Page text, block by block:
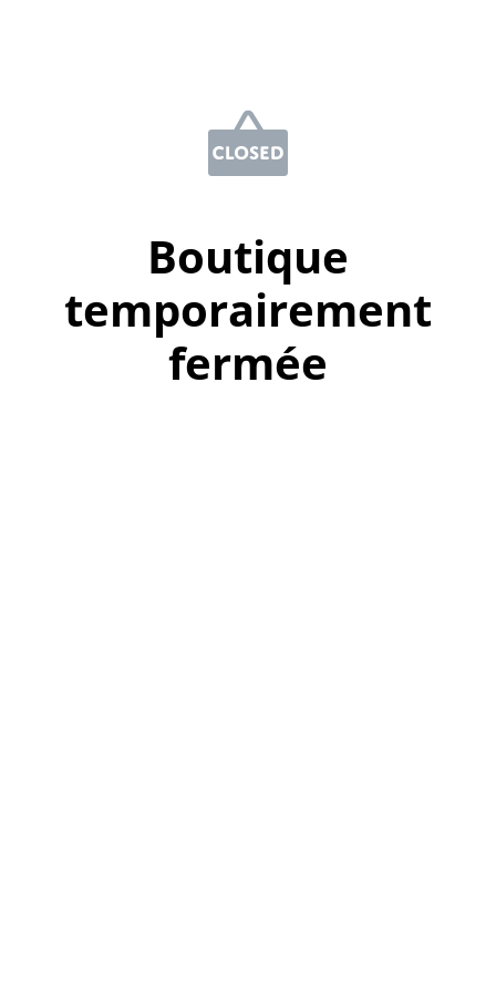
Boutique
temporairement
fermée